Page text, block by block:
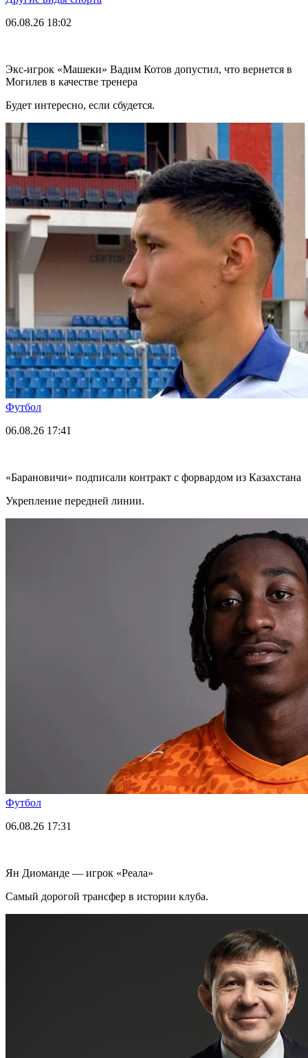
06.08.26 18:02
Экс-игрок «Машеки» Вадим Котов допустил, что вернется в
Могилев в качестве тренера
Будет интересно, если сбудется.
Футбол
06.08.26 17:41
«Барановичи» подписали контракт с форвардом из Казахстана
Укрепление передней линии.
Футбол
06.08.26 17:31
Ян Диоманде — игрок «Реала»
Самый дорогой трансфер в истории клуба.